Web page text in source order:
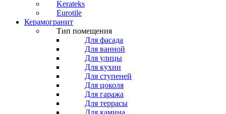
Kerateks
Eurotile
Керамогранит
Тип помещения
Для фасада
Для ванной
Для улицы
Для кухни
Для ступеней
Для цоколя
Для гаража
Для террасы
Для камина